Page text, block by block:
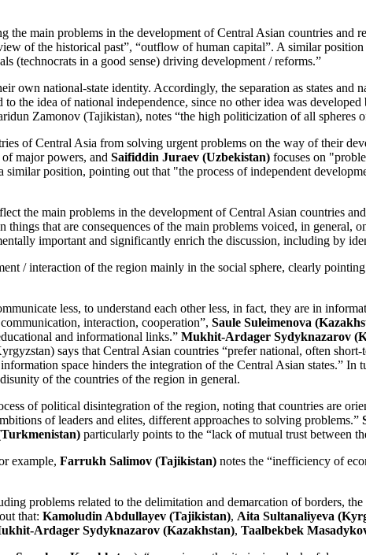
the main problems in the development of Central Asian countries and
of the historical past”, “outflow of human capital”. A similar
(technocrats in a good sense) driving development / reforms.”
own national-state identity. Accordingly, the separation as states and
the idea of national independence, since no other idea was developed
Zamonov (Tajikistan), notes “the high politicization of all spheres
of Central Asia from solving urgent problems on the way of their
major powers, and Saifiddin Juraev (Uzbekistan) focuses on
similar position, pointing out that "the process of independent
the main problems in the development of Central Asian countries
that are consequences of the main problems voiced, in general,
important and significantly enrich the discussion, including by
/ interaction of the region mainly in the social sphere, clearly
less, to understand each other less, in fact, they are in
interaction, cooperation”, Saule Suleimenova
and informational links.” Mukhit-Ardager Sydyknazarov
says that Central Asian countries “prefer national, often
space hinders the integration of the Central Asian states.” In
of the countries of the region in general.
of political disintegration of the region, noting that countries are
of leaders and elites, different approaches to solving problems.”
particularly points to the “lack of mutual trust between
example, Farrukh Salimov (Tajikistan) notes the “inefficiency of
problems related to the delimitation and demarcation of borders,
that: Kamoludin Abdullayev (Tajikistan), Aita Sultanaliyeva
Ardager Sydyknazarov (Kazakhstan), Taalbekbek